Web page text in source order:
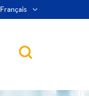
Français